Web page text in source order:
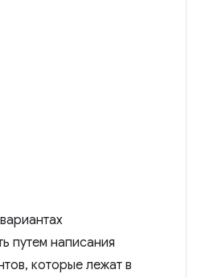
путем написания
которые лежат в